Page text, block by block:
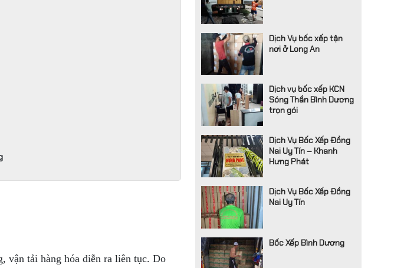
vận tải hàng hóa diễn ra liên tục. Do
Dịch Vụ bốc xếp tận
nơi ở Long An
Dịch vụ bốc xếp KCN
Sóng Thần Bình Dương
trọn gói
Dịch Vụ Bốc Xếp Đồng
Nai Uy Tín – Khanh
Hưng Phát
Dịch Vụ Bốc Xếp Đồng
Nai Uy Tín
Bốc Xếp Bình Dương